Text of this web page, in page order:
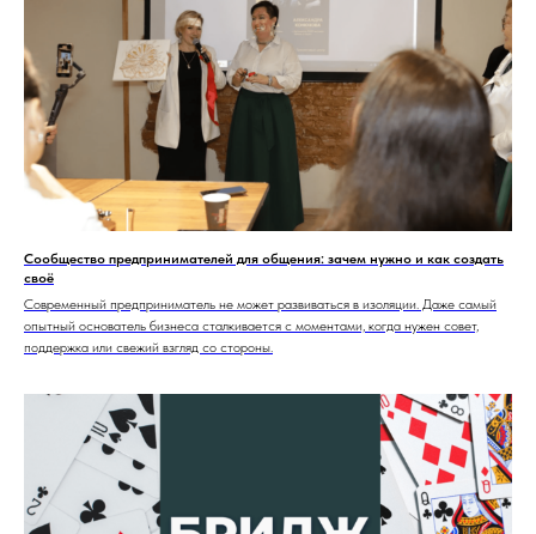
Сообщество предпринимателей для общения: зачем нужно и как создать
своё
Современный предприниматель не может развиваться в изоляции. Даже самый
опытный основатель бизнеса сталкивается с моментами, когда нужен совет,
поддержка или свежий взгляд со стороны.